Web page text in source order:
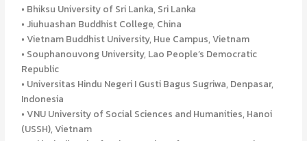
• Bhiksu University of Sri Lanka, Sri Lanka
• Jiuhuashan Buddhist College, China
• Vietnam Buddhist University, Hue Campus, Vietnam
• Souphanouvong University, Lao People’s Democratic
Republic
• Universitas Hindu Negeri I Gusti Bagus Sugriwa, Denpasar,
Indonesia
• VNU University of Social Sciences and Humanities, Hanoi
(USSH), Vietnam